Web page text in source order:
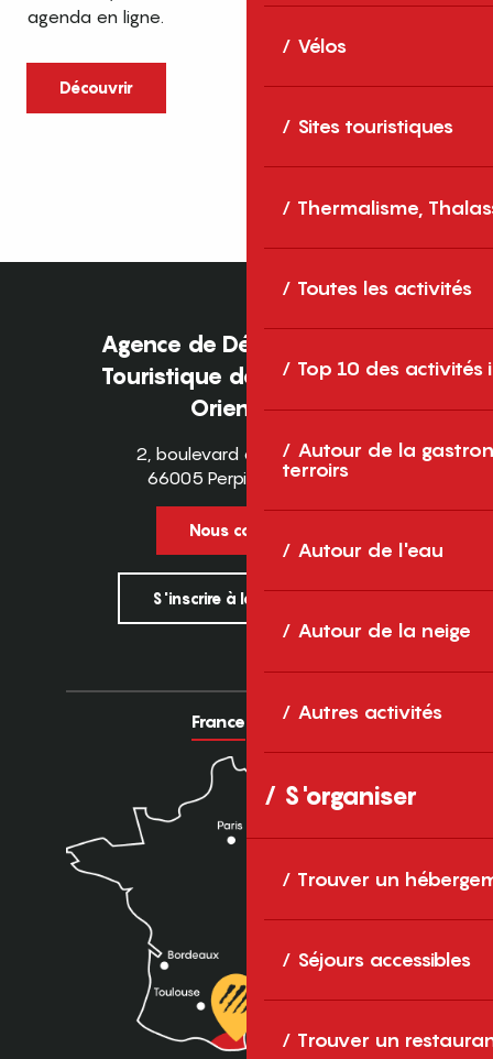
Vélos
Sites touristiques
Thermalisme,
Toutes les activités
Top 10 des activités
Autour de la
terroirs
Autour de l'eau
Autour de la neige
Autres activités
S'organiser
Trouver un
Séjours accessibles
Trouver un
agenda en ligne.
Découvrir
cet été dans les Pyrénées-Orientales
Entre mer Méditerranée, villages de
caractère et grands espaces naturels, les
Pyrénées-Orientales sont une destination
idéale pour partager des moments en
famille tout au long...
Agence de Développement
Touristique des Pyrénées-
Orientales
2, boulevard des Pyrénées
66005 Perpignan Cedex
Nous contacter
S'inscrire à la newsletter
France Europe